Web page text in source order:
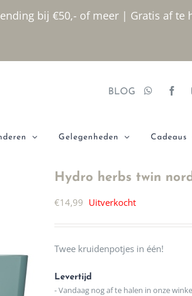
bij €50,- of meer | Gratis af
BLOG
Gelegenheden Cadeaus
Hydro herbs twin
€14,99 Uitverkocht
Twee kruidenpotjes in één!
Levertijd
- Vandaag nog af te halen in onze